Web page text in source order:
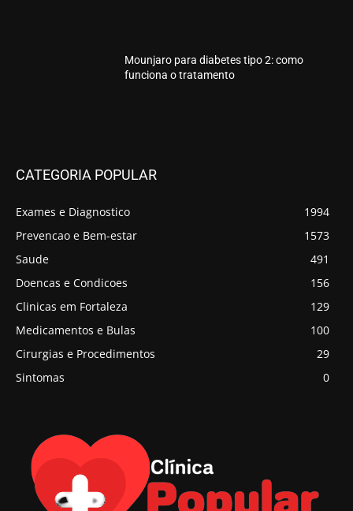
Mounjaro para diabetes tipo 2: como
funciona o tratamento
CATEGORIA POPULAR
Exames e Diagnostico
1994
Prevencao e Bem-estar
1573
Saude
491
Doencas e Condicoes
156
Clinicas em Fortaleza
129
Medicamentos e Bulas
100
Cirurgias e Procedimentos
29
Sintomas
0